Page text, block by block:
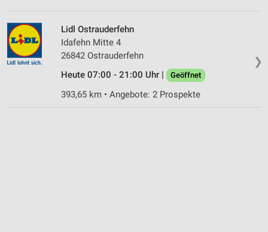
❯
Lidl Ostrauderfehn
Idafehn Mitte 4
26842 Ostrauderfehn
Heute 07:00 - 21:00 Uhr |
Geöffnet
393,65 km • Angebote: 2 Prospekte